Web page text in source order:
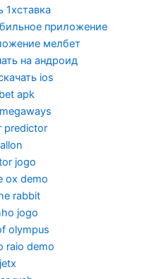
1хставка
приложение
мелбет
на андроид
ios
apk
predictor
jogo
ox demo
rabbit
jogo
olympus
raio demo
jetx